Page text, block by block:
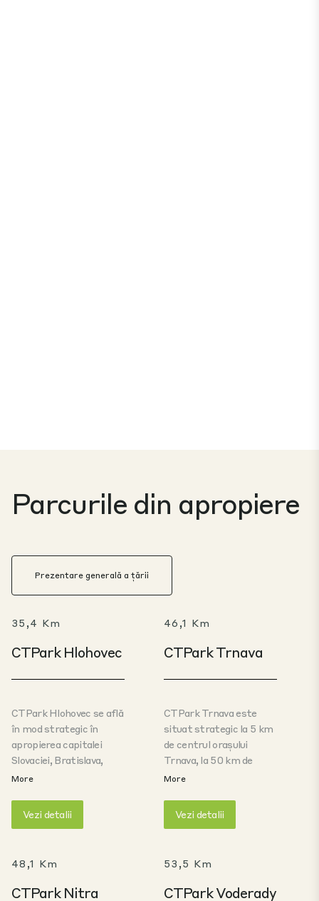
Parcurile din apropiere
Prezentare generală a țării
35,4 Km
CTPark Hlohovec
CTPark Hlohovec se află
în mod strategic în
apropierea capitalei
Slovaciei, Bratislava,
poziționat convenabil pe
leagă Trnava de Austria
Cehă și Polonia la nord.
Adaptată pentru
More
Vezi detalii
46,1 Km
CTPark Trnava
CTPark Trnava este
situat strategic la 5 km
de centrul orașului
Trnava, la 50 km de
capitala slovacă,
unității de producție
autostrada E58, care
leagă Trnava de Austria
More
Vezi detalii
48,1 Km
CTPark Nitra
53,5 Km
CTPark Voderady